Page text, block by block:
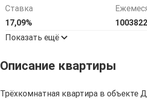
Ставка
17,09%
Показать ещё
Описание квартиры
Трёхкомнатная квартира в объекте